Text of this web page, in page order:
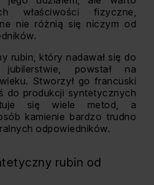
właściwości fizyczne,
nie różnią się niczym od
rubin, który nadawał się do
powstał na
Stworzył go francuski
do produkcji syntetycznych
się wiele metod, a
kamienie bardzo trudno
odpowiedników.
rubin od